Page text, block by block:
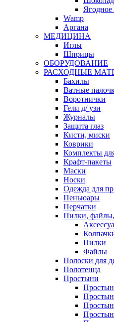
Ягодное
Wamp
Аргана
МЕДИЦИНА
Иглы
Шприцы
ОБОРУДОВАНИЕ
РАСХОДНЫЕ
Бахилы
Ватные
Воротнички
Гели д/ узи
Журналы
Защита глаз
Кисти, миски
Коврики
Комплекты
Крафт-пакеты
Маски
Носки
Одежда для
Пеньюары
Перчатки
Пилки, файлы,
Пилки
Файлы
Полоски для
Полотенца
Простыни